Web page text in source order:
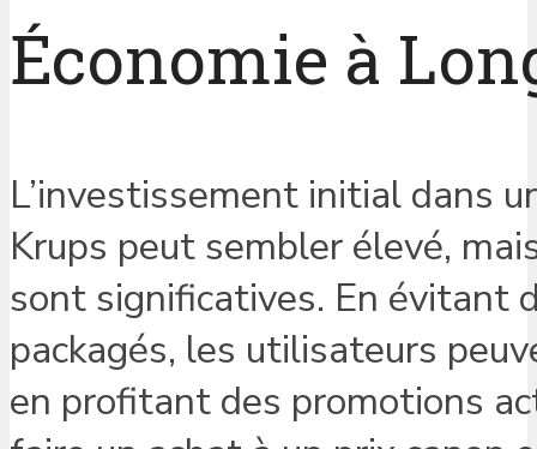
Économie à
L’investissement initial dans
Krups peut sembler élevé,
sont significatives. En évitant
packagés, les utilisateurs
en profitant des promotions